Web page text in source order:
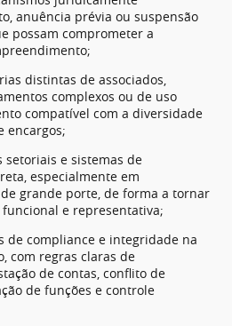
anuência prévia ou suspensão
possam comprometer a
distintas de associados,
complexos ou de uso
compatível com a diversidade
encargos;
setoriais e sistemas de
especialmente em
grande porte, de forma a tornar
e representativa;
de compliance e integridade na
com regras claras de
de contas, conflito de
de funções e controle